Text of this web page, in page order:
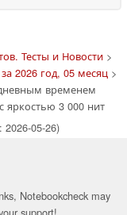
Тесты и Новости>
2026 год, 05 месяц >
временем
яркостью 3 000 нит
2026-05-26)
Notebookcheck may
support!